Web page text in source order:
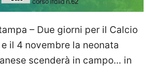
– Due giorni per il Calcio
il 4 novembre la neonata
scenderà in campo… in